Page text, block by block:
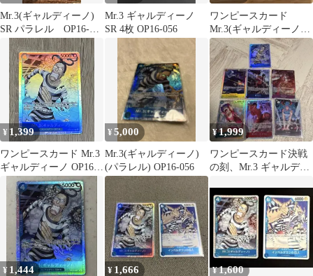
Mr.3(ギャルディーノ)
SR パラレル OP16-
056 決戦の刻
Mr.3 ギャルディーノ
SR 4枚 OP16-056
ワンピースカード
Mr.3(ギャルディーノ)
SR
¥ 1,399
ワンピースカード Mr.3
ギャルディーノ OP16-
056 SR 決戦の刻
¥5,000
Mr.3(ギャルディーノ)
(パラレル) OP16-056
¥1,999
ワンピースカード決戦
の刻、Mr.3 ギャルディ
¥ 1,444 ¥ 1,666 ¥1,600